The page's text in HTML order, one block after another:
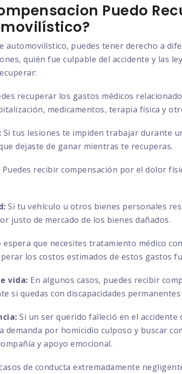
Puedo
automovilístico, puedes tener derecho a
quién fue culpable del accidente y las
recuperar los gastos médicos
medicamentos, terapia física y
Si tus lesiones te impiden trabajar durante
dejaste de ganar mientras te recuperas.
Puedes recibir compensación por el dolor
Si tu vehículo u otros bienes personales
justo de mercado de los bienes dañados.
espera que necesites tratamiento médico
los costos estimados de estos gastos
vida: En algunos casos, puedes recibir
si quedas con discapacidades
Si un ser querido falleció en el
demanda por homicidio culposo y buscar
y apoyo emocional.
de conducta extremadamente